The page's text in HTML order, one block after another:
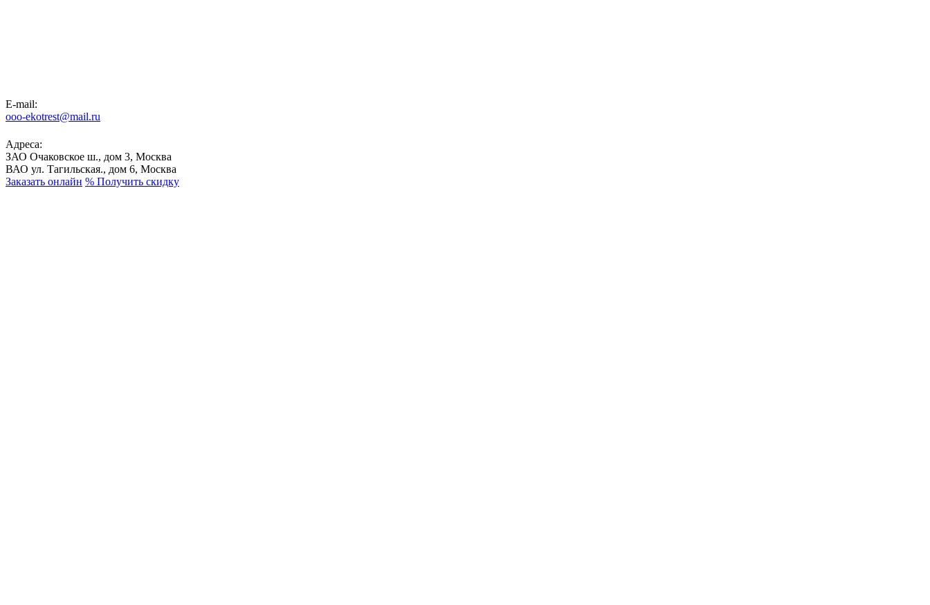
E-mail:
ooo-ekotrest@mail.ru
Адреса:
ЗАО Очаковское ш., дом 3, Москва
ВАО ул. Тагильская., дом 6, Москва
Заказать онлайн % Получить скидку